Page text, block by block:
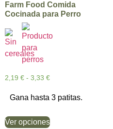
Farm Food Comida
Cocinada para Perro
2,19 € - 3,33 €
Gana hasta 3 patitas.
Ver opciones